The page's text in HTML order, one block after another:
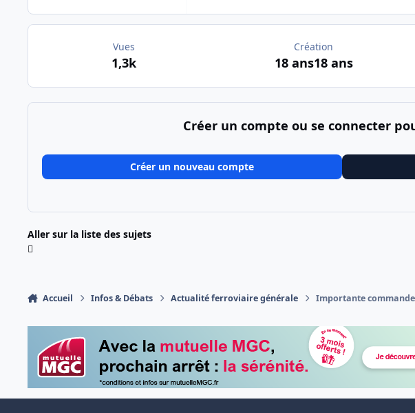
Vues
1,3k
Création
18 ans18 ans
Créer un compte ou se connecter
Créer un nouveau compte
Aller sur la liste des sujets
Accueil Infos & Débats Actualité ferroviaire générale Importante